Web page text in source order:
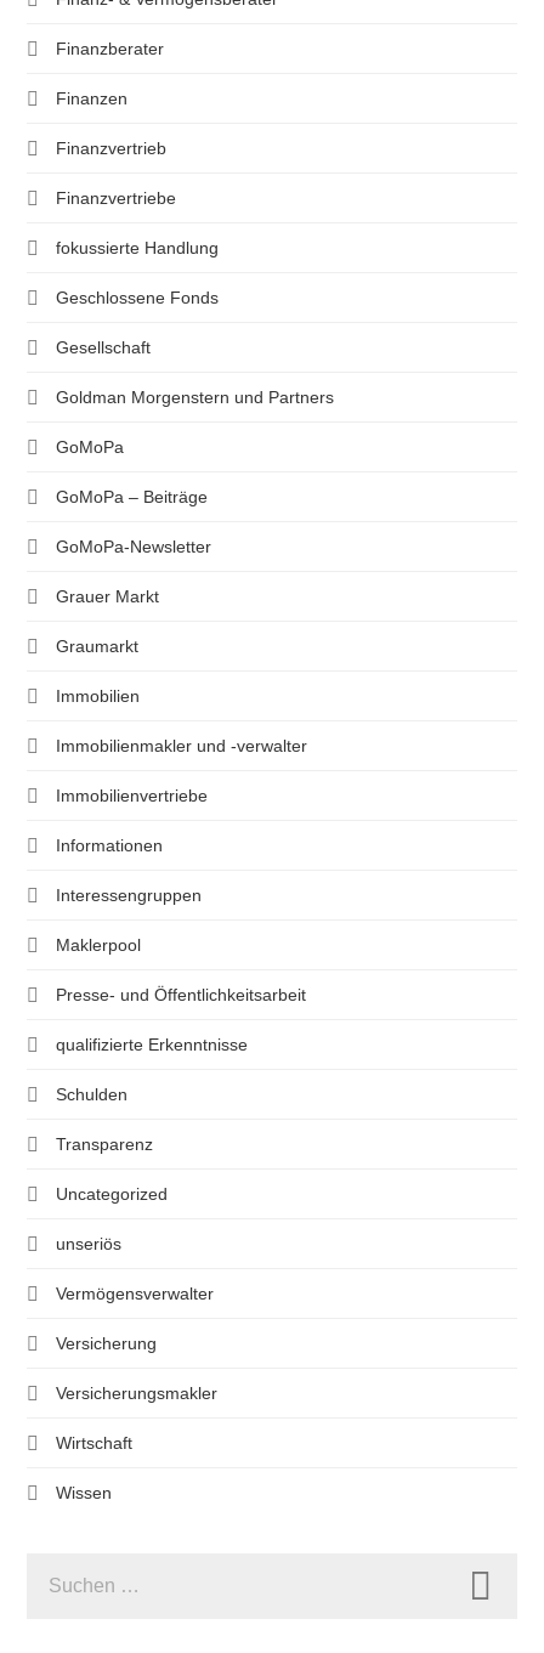
Finanzberater
Finanzen
Finanzvertrieb
Finanzvertriebe
fokussierte Handlung
Geschlossene Fonds
Gesellschaft
Goldman Morgenstern und Partners
GoMoPa
GoMoPa – Beiträge
GoMoPa-Newsletter
Grauer Markt
Graumarkt
Immobilien
Immobilienmakler und -verwalter
Immobilienvertriebe
Informationen
Interessengruppen
Maklerpool
Presse- und Öffentlichkeitsarbeit
qualifizierte Erkenntnisse
Schulden
Transparenz
Uncategorized
unseriös
Vermögensverwalter
Versicherung
Versicherungsmakler
Wirtschaft
Wissen
NACH: